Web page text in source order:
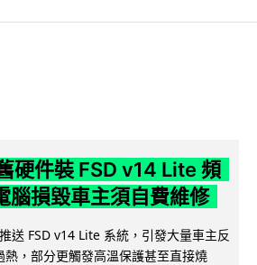
硬件裝 FSD v14 Lite 頻
腦損毀車主須自費維修
送 FSD v14 Lite 系統，引發大量車主反
熱，部分更觸發高溫保護甚至直接燒